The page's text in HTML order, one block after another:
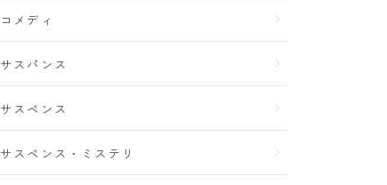
コメディ
サスパンス
サスペンス
サスペンス・ミステリ